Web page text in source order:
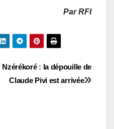
Par RFI
Nzérékoré : la dépouille de
Claude Pivi est arrivée